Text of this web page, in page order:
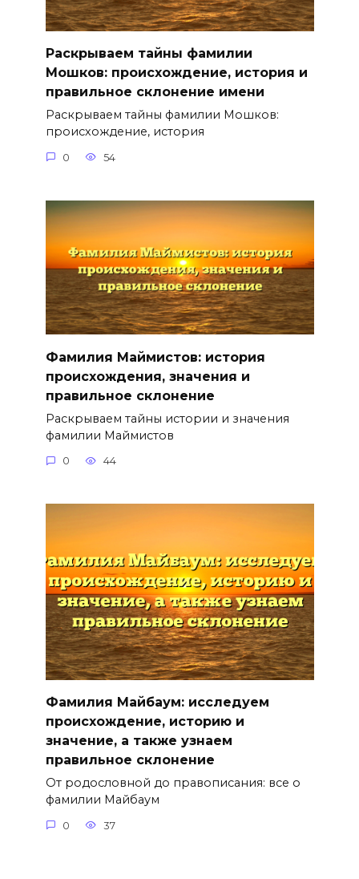
Раскрываем тайны фамилии
Мошков: происхождение, история и
правильное склонение имени
Раскрываем тайны фамилии Мошков:
происхождение, история
0 54
Фамилия Маймистов: история
происхождения, значения и
правильное склонение
Раскрываем тайны истории и значения
фамилии Маймистов
0 44
Фамилия Майбаум: исследуем
происхождение, историю и
значение, а также узнаем
правильное склонение
От родословной до правописания: все о
фамилии Майбаум
0 37